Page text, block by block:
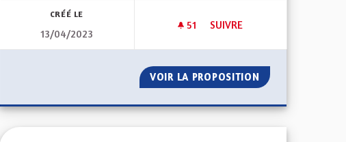
PARTIE 5
DEMAIN - PARTIE 5
CRÉÉ LE
13/04/2023
51 51 ABONNÉS
SUIVRE
VOIR LA PROPOSITION TOUS